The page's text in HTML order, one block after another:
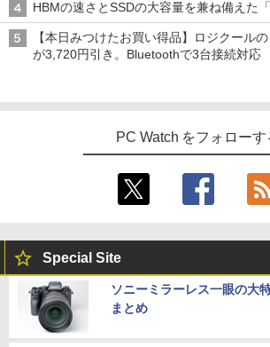
HBMの速さとSSDの大容量を兼ね備えた
【本日みつけたお買い得品】ロジクール
が3,720円引き。Bluetoothで3台接続対応
PC Watch をフォローす
Special Site
ソニーミラーレス一眼の大
まとめ